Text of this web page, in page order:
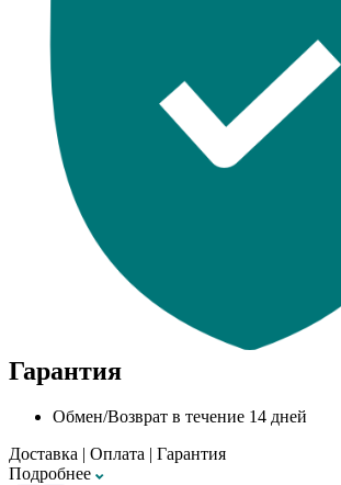
Гарантия
Обмен/Возврат в течение 14 дней
Доставка | Оплата | Гарантия
Подробнее